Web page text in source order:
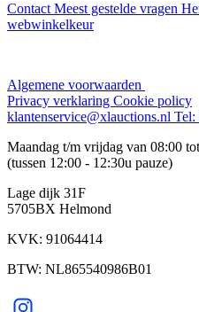
Contact Meest gestelde vragen
webwinkelkeur
Algemene voorwaarden
Privacy verklaring Cookie policy
klantenservice@xlauctions.nl Tel:
Maandag t/m vrijdag van 08:00
(tussen 12:00 - 12:30u pauze)
Lage dijk 31F
5705BX Helmond
KVK: 91064414
BTW: NL865540986B01